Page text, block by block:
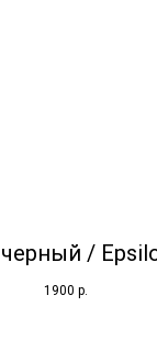
/
1900 р.